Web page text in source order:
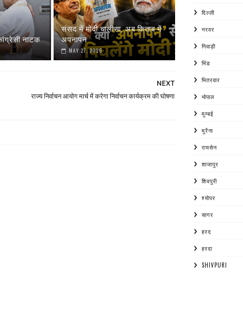
नाटक
संसद में मोदी चालीसा, अब किताब में
अपनापन
MAY 27, 2026
NEXT
राज्य निर्वाचन आयोग मार्च में करेगा निर्वाचन कार्यक्रम की घोषणा
दिल्ली
नरवर
निवाड़ी
भिंड
भितरवार
भोपाल
मुम्बई
मुरैना
रायसेन
शाजापुर
शिवपुरी
श्योपर
सागर
हरद
हरदा
SHIVPURI